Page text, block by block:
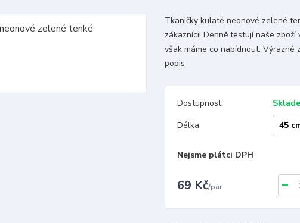
Tkaničky kulaté neonové zelené
zákazníci! Denně testují naše zboží
však máme co nabídnout.
popis
Dostupnost
Délka
Nejsme plátci DPH
69 Kč/pár